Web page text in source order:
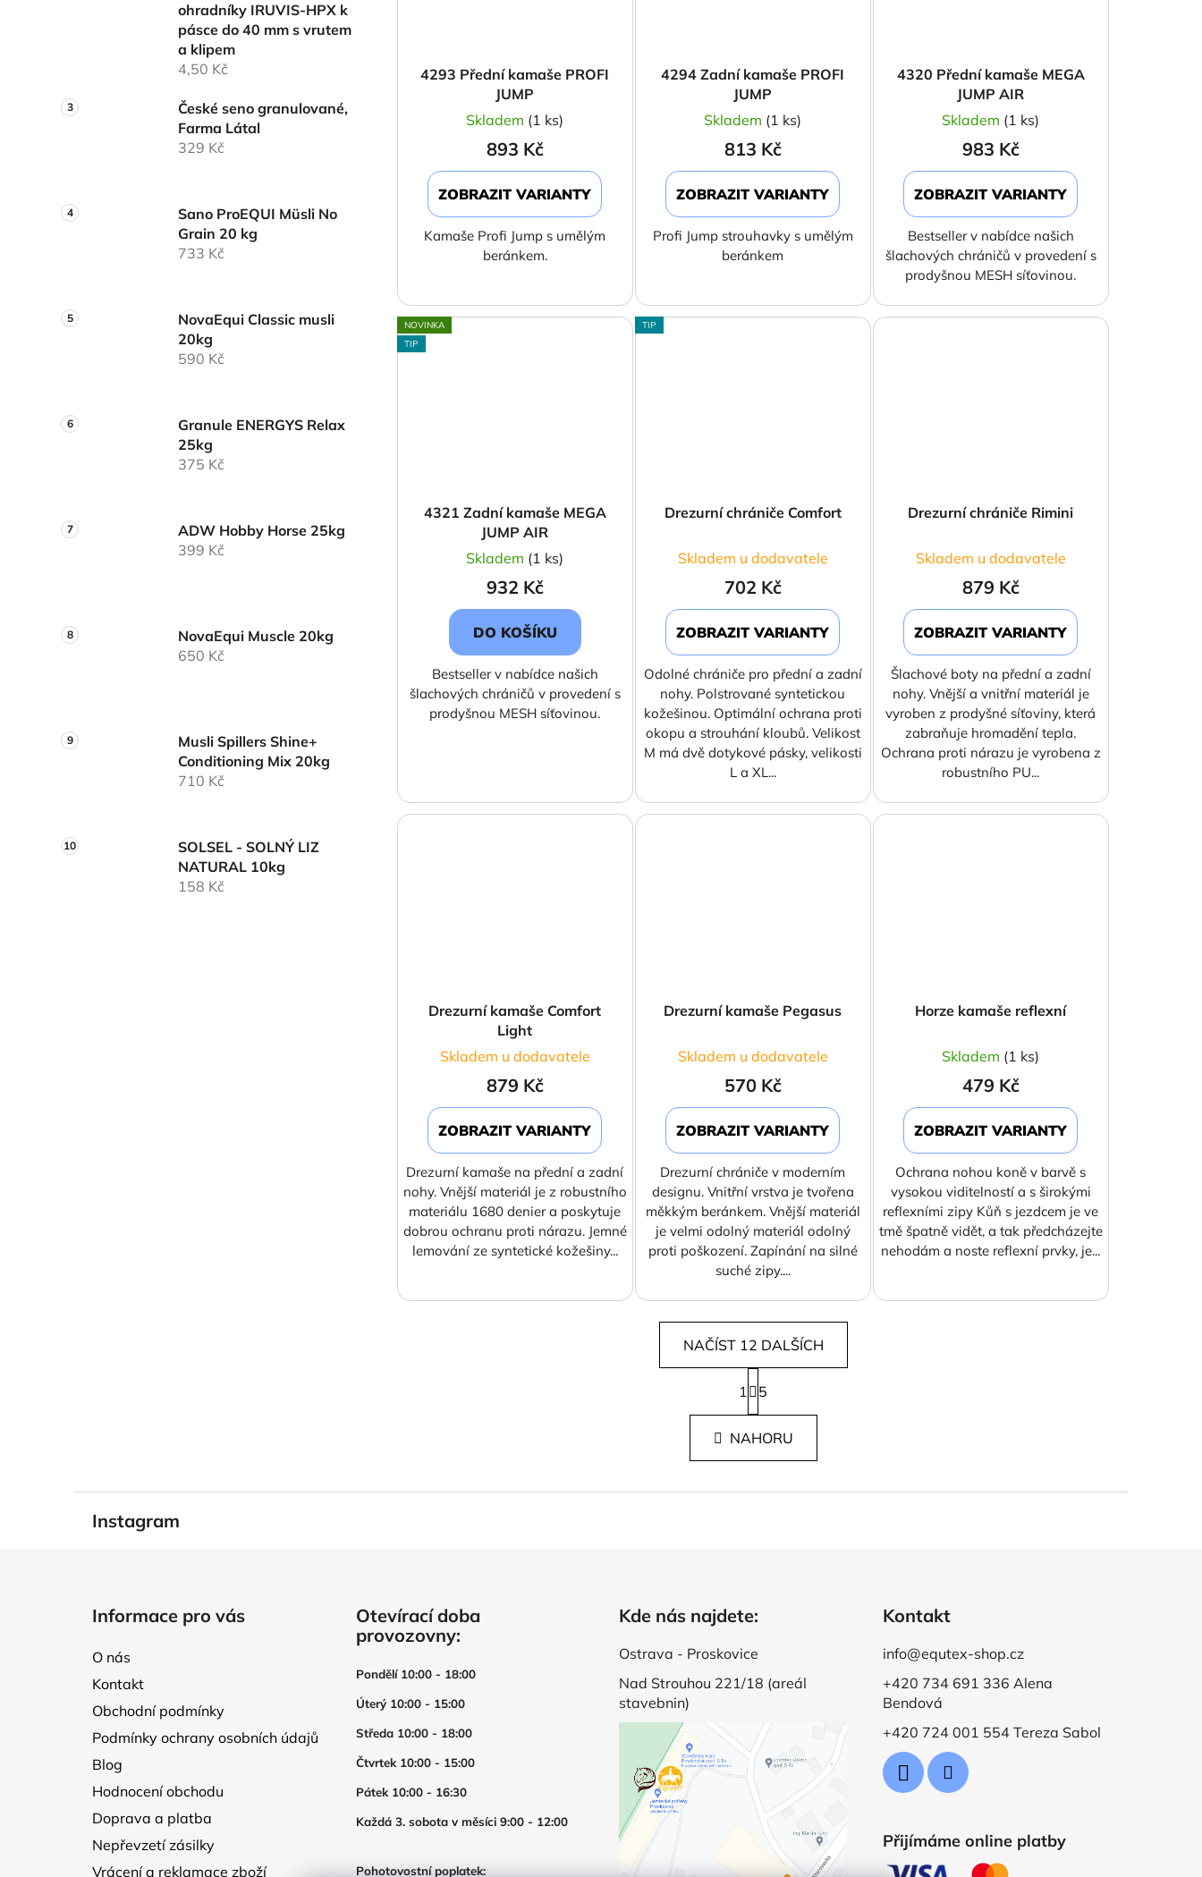
ohradníky IRUVIS-HPX k
pásce do 40 mm s vrutem
a klipem
4,50 Kč
České seno granulované,
Farma Látal
329 Kč
Sano ProEQUI Müsli No
Grain 20 kg
733 Kč
NovaEqui Classic musli
20kg
590 Kč
Granule ENERGYS Relax
25kg
375 Kč
ADW Hobby Horse 25kg
399 Kč
NovaEqui Muscle 20kg
650 Kč
Musli Spillers Shine+
Conditioning Mix 20kg
710 Kč
SOLSEL - SOLNÝ LIZ
NATURAL 10kg
158 Kč
4293 Přední kamaše PROFI
JUMP
Skladem (1 ks)
893 Kč
ZOBRAZIT VARIANTY
Kamaše Profi Jump s umělým
beránkem.
4294 Zadní kamaše PROFI
JUMP
Skladem (1 ks)
813 Kč
ZOBRAZIT VARIANTY
Profi Jump strouhavky s umělým
beránkem
4320 Přední kamaše MEGA
JUMP AIR
Skladem (1 ks)
983 Kč
ZOBRAZIT VARIANTY
Bestseller v nabídce našich
šlachových chráničů v provedení s
prodyšnou MESH síťovinou.
NOVINKA
TIP
4321 Zadní kamaše MEGA
JUMP AIR
Skladem (1 ks)
932 Kč
DO KOŠÍKU
Bestseller v nabídce našich
šlachových chráničů v provedení s
prodyšnou MESH síťovinou.
TIP
Drezurní chrániče Comfort
Skladem u dodavatele
702 Kč
ZOBRAZIT VARIANTY
Odolné chrániče pro přední a zadní
nohy. Polstrované syntetickou
kožešinou. Optimální ochrana proti
okopu a strouhání kloubů. Velikost
M má dvě dotykové pásky, velikosti
L a XL...
Drezurní chrániče Rimini
Skladem u dodavatele
879 Kč
ZOBRAZIT VARIANTY
Šlachové boty na přední a zadní
nohy. Vnější a vnitřní materiál je
vyroben z prodyšné síťoviny, která
zabraňuje hromadění tepla.
Ochrana proti nárazu je vyrobena z
robustního PU...
Drezurní kamaše Comfort
Light
Skladem u dodavatele
879 Kč
ZOBRAZIT VARIANTY
Drezurní kamaše na přední a zadní
nohy. Vnější materiál je z robustního
materiálu 1680 denier a poskytuje
dobrou ochranu proti nárazu. Jemné
lemování ze syntetické kožešiny...
Drezurní kamaše Pegasus
Skladem u dodavatele
570 Kč
ZOBRAZIT VARIANTY
Drezurní chrániče v moderním
designu. Vnitřní vrstva je tvořena
měkkým beránkem. Vnější materiál
je velmi odolný materiál odolný
proti poškození. Zapínání na silné
suché zipy....
Horze kamaše reflexní
Skladem (1 ks)
479 Kč
ZOBRAZIT VARIANTY
Ochrana nohou koně v barvě s
vysokou viditelností a s širokými
reflexními zipy Kůň s jezdcem je ve
tmě špatně vidět, a tak předcházejte
nehodám a noste reflexní prvky, je...
O
v
l
á
k
v
ý
p
s
u
NAČÍST 12 DALŠÍCH
S
t
r
n
k
1 5
NAHORU
Instagram
Informace pro vás
O nás
Kontakt
Obchodní podmínky
Podmínky ochrany osobních údajů
Blog
Hodnocení obchodu
Doprava a platba
Nepřevzetí zásilky
Vrácení a reklamace zboží
Otevírací doba
provozovny:
Pondělí 10:00 - 18:00
Úterý 10:00 - 15:00
Středa 10:00 - 18:00
Čtvrtek 10:00 - 15:00
Pátek 10:00 - 16:30
Každá 3. sobota v měsíci 9:00 - 12:00
Pohotovostní poplatek:
Kde nás najdete:
Ostrava - Proskovice
Nad Strouhou 221/18 (areál
stavebnin)
Kontakt
info@equtex-shop.cz
+420 734 691 336 Alena
Bendová
+420 724 001 554 Tereza Sabol
Přijímáme online platby